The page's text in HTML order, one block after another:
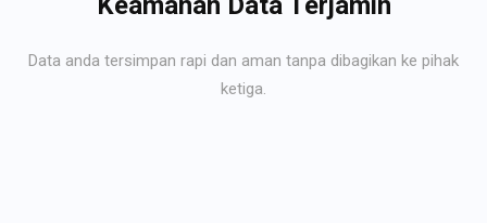
Data anda tersimpan rapi dan aman tanpa dibagikan ke pihak
ketiga.